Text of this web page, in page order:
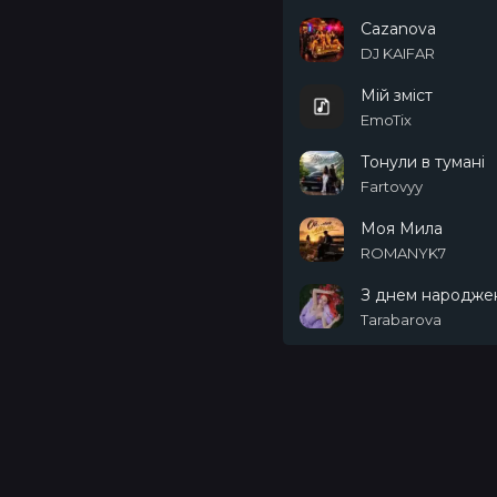
Cazanova
DJ KAIFAR
Мій зміст
EmoTix
Тонули в тумані
Fartovyy
Моя Мила
ROMANYK7
З днем
Tarabarova